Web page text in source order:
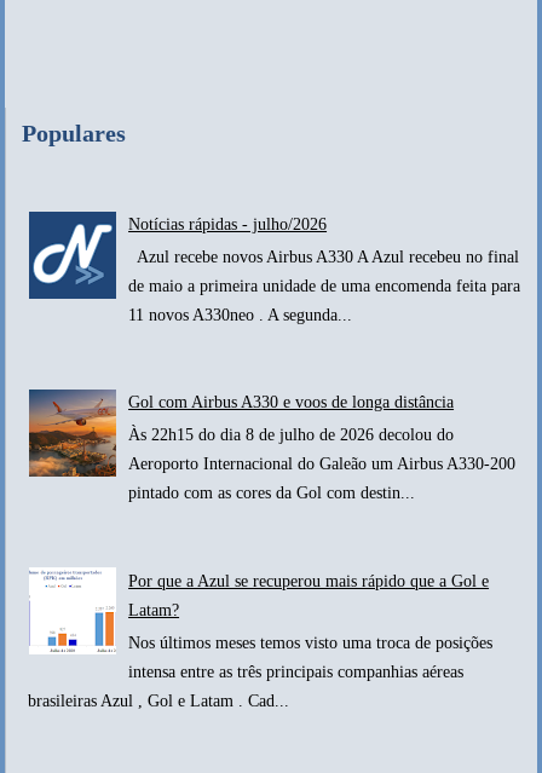
Populares
Notícias rápidas - julho/2026
Azul recebe novos Airbus A330 A Azul recebeu no final
de maio a primeira unidade de uma encomenda feita para
11 novos A330neo . A segunda...
Gol com Airbus A330 e voos de longa distância
Às 22h15 do dia 8 de julho de 2026 decolou do
Aeroporto Internacional do Galeão um Airbus A330-200
pintado com as cores da Gol com destin...
Por que a Azul se recuperou mais rápido que a Gol e
Latam?
Nos últimos meses temos visto uma troca de posições
intensa entre as três principais companhias aéreas
brasileiras Azul , Gol e Latam . Cad...